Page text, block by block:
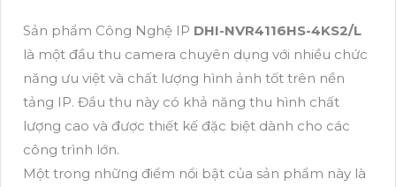
Sản phẩm Công Nghệ IP DHI-NVR4116HS-4KS2/L
là một đầu thu camera chuyên dụng với nhiều chức
năng ưu việt và chất lượng hình ảnh tốt trên nền
tảng IP. Đầu thu này có khả năng thu hình chất
lượng cao và được thiết kế đặc biệt dành cho các
công trình lớn.
Một trong những điểm nổi bật của sản phẩm này là